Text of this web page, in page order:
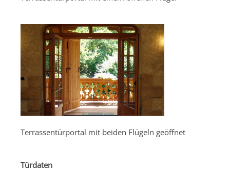
Terrassentürportal mit beiden Flügeln geöffnet
Türdaten